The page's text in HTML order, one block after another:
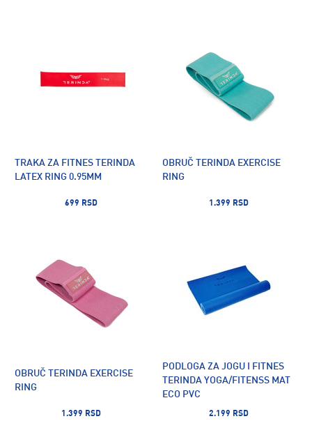
TRAKA ZA FITNES TERINDA
LATEX RING 0.95MM
699 RSD
OBRUČ TERINDA EXERCISE
RING
1.399 RSD
OBRUČ TERINDA EXERCISE
RING
1.399 RSD
PODLOGA ZA JOGU I FITNES
TERINDA YOGA/FITENSS MAT
ECO PVC
2.199 RSD